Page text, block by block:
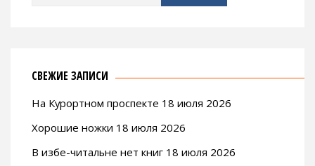
СВЕЖИЕ ЗАПИСИ
На Курортном проспекте 18 июля 2026
Хорошие ножки 18 июля 2026
В избе-читальне нет книг 18 июля 2026